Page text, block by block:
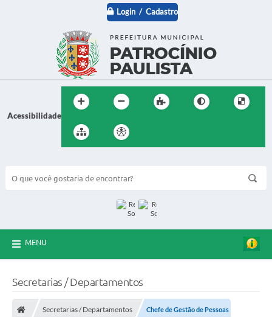
Login / Cadastro
Acessibilidade
MENU
Secretarias / Departamentos
Secretarias / Departamentos Chefe de Gestão de Pessoas